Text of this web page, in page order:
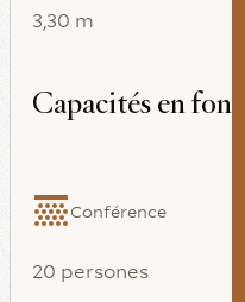
3,30 m
Capacités en
Conférence
20 persones